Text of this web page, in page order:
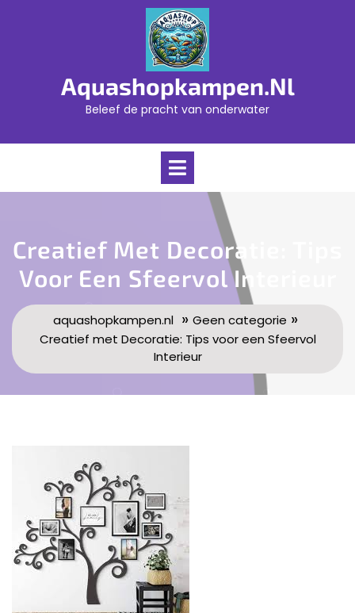
Aquashopkampen.nl
Beleef de pracht van onderwater
Open
Creatief Met Decoratie: Tips
Voor Een Sfeervol Interieur
aquashopkampen.nl » Geen categorie »
Creatief met Decoratie: Tips voor een Sfeervol
Interieur